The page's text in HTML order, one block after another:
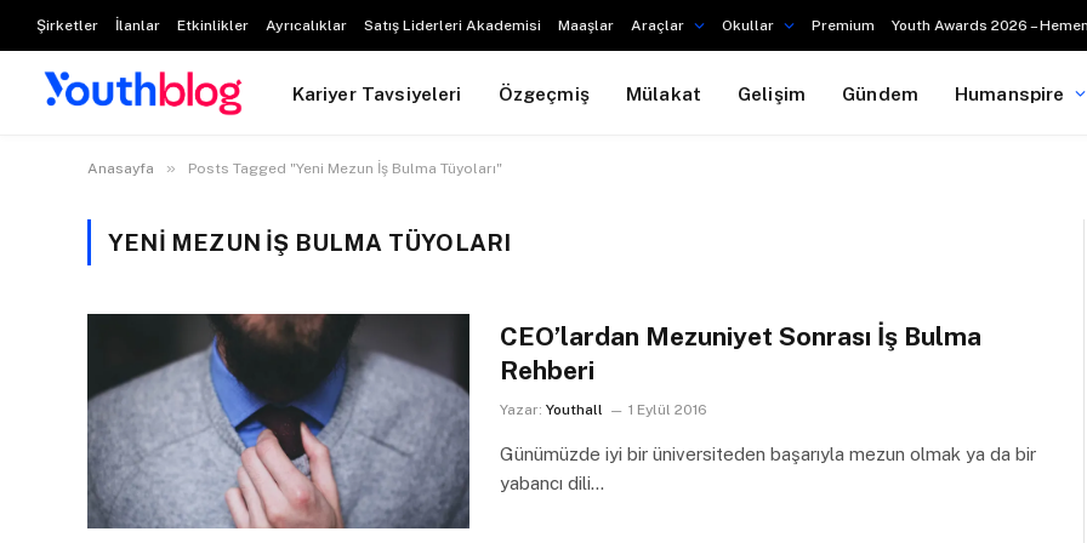
Şirketler İlanlar Etkinlikler Ayrıcalıklar Satış Liderleri Akademisi Maaşlar Araçlar Okullar Premium Youth Awards 2026 –
Kariyer Tavsiyeleri Özgeçmiş Mülakat Gelişim Gündem Humanspire
Anasayfa » Posts Tagged "Yeni Mezun İş Bulma Tüyoları"
YENI MEZUN İŞ BULMA TÜYOLARI
CEO’lardan Mezuniyet Sonrası İş Bulma
Rehberi
Yazar: Youthall 1 Eylül 2016
Günümüzde iyi bir üniversiteden başarıyla mezun olmak ya da bir
yabancı dili…